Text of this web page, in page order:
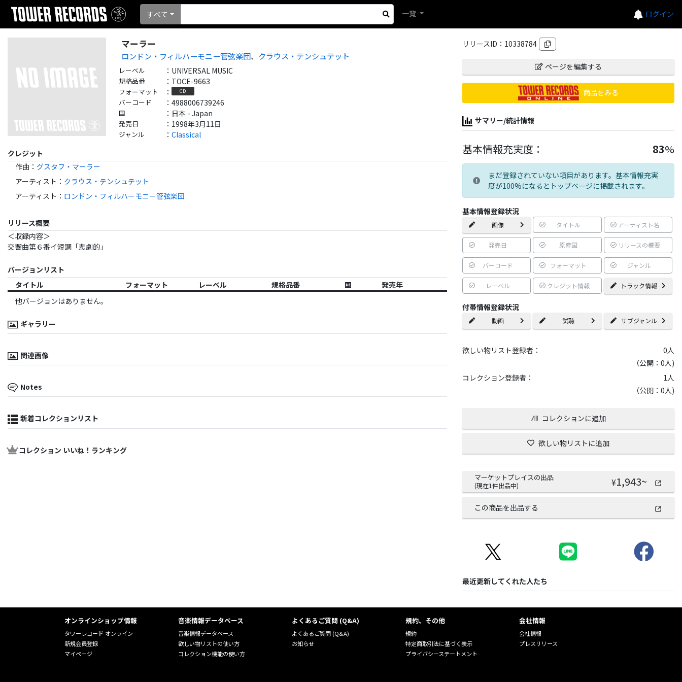
ログイン
すべて 一覧
マーラー
ロンドン・フィルハーモニー管弦楽団、 クラウス・テンシュテット
レーベル ： UNIVERSAL MUSIC
規格品番 ： TOCE-9663
フォーマット ： CD
バーコード ： 4988006739246
国 ： 日本 - Japan
発売日 ： 1998年3月11日
ジャンル ： Classical
クレジット
作曲 ： グスタフ・マーラー
アーティスト ： クラウス・テンシュテット
アーティスト ： ロンドン・フィルハーモニー管弦楽団
リリース概要
＜収録内容＞
交響曲第６番イ短調「悲劇的」
バージョンリスト
タイトル
フォーマット レーベル 規格品番 国
発売年
他バージョンはありません。
ギャラリー
関連画像
Notes
新着コレクションリスト
コレクション いいね！ランキング
リリースID： 10338784
ページを編集する
商品をみる
サマリー/統計情報
基本情報充実度： 83%
まだ登録されていない項目があります。基本情報充実
度が100%になるとトップページに掲載されます。
基本情報登録状況
画像 タイトル アーティスト名
発売日 原産国 リリースの概要
バーコード フォーマット ジャンル
レーベル クレジット情報 トラック情報
付帯情報登録状況
動画 試聴 サブジャンル
欲しい物リスト登録者： 0人
（公開：0人)
コレクション登録者：
1 人
（公開：0人)
コレクションに追加
欲しい物リストに追加
マーケットプレイスの出品
(現在1件出品中) ¥1,943~
この商品を出品する
最近更新してくれた人たち
オンラインショップ情報
タワーレコード オンライン
新規会員登録
マイページ
音楽情報データベース
音楽情報データベース
欲しい物リストの使い方
コレクション機能の使い方
よくあるご質問 (Q&A)
よくあるご質問 (Q&A)
お知らせ
規約、その他
規約
特定商取引法に基づく表示
プライバシーステートメント
会社情報
会社情報
プレスリリース